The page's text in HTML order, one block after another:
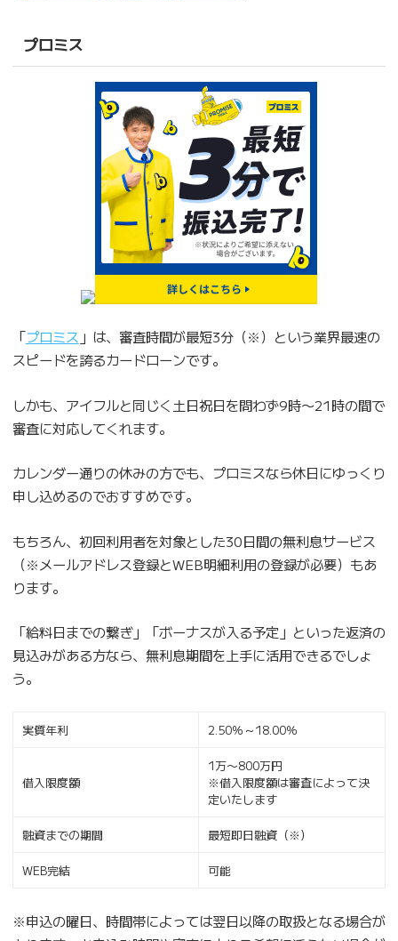
プロミス
「プロミス 」は、審査時間が最短3分（※）という業界最速の
スピードを誇るカードローンです。
しかも、アイフルと同じく土日祝日を問わず9時〜21時の間で
審査に対応してくれます。
カレンダー通りの休みの方でも、プロミスなら休日にゆっくり
申し込めるのでおすすめです。
もちろん、初回利用者を対象とした30日間の無利息サービス
（※メールアドレス登録とWEB明細利用の登録が必要）もあ
ります。
「給料日までの繋ぎ」「ボーナスが入る予定」といった返済の
見込みがある方なら、無利息期間を上手に活用できるでしょ
う。
実質年利 2.50％～18.00％
借入限度額
1万〜800万円
※借入限度額は審査によって決
定いたします
融資までの期間 最短即日融資（※）
WEB完結 可能
※申込の曜日、時間帯によっては翌日以降の取扱となる場合が